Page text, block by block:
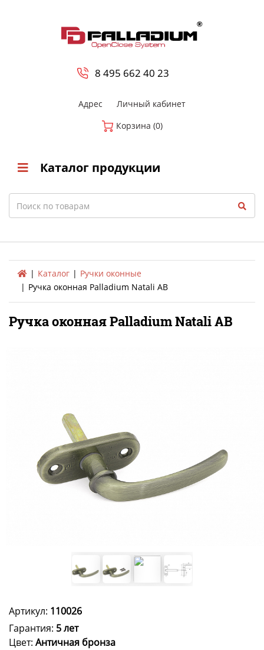
8 495 662 40 23
Адрес
Личный кабинет
Корзина (0)
Каталог продукции
Search
Каталог
Ручки оконные
Ручка оконная Palladium Natali AB
Ручка оконная Palladium Natali AB
Артикул: 110026
Гарантия: 5 лет
Цвет: Античная бронза